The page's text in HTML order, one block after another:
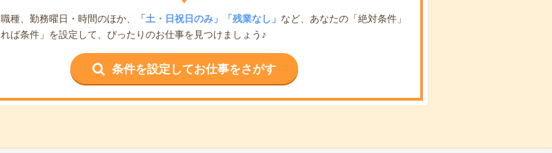
種、勤務曜日・時間のほか、 「土・日祝日のみ」「残業なし」 など、あなたの「絶対条件」
ば条件」を設定して、ぴったりのお仕事を見つけましょう♪
条件を設定してお仕事をさがす